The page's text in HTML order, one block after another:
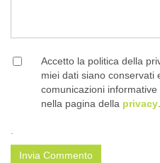
Accetto la politica della
miei dati siano conservati
comunicazioni
nella pagina della privacy